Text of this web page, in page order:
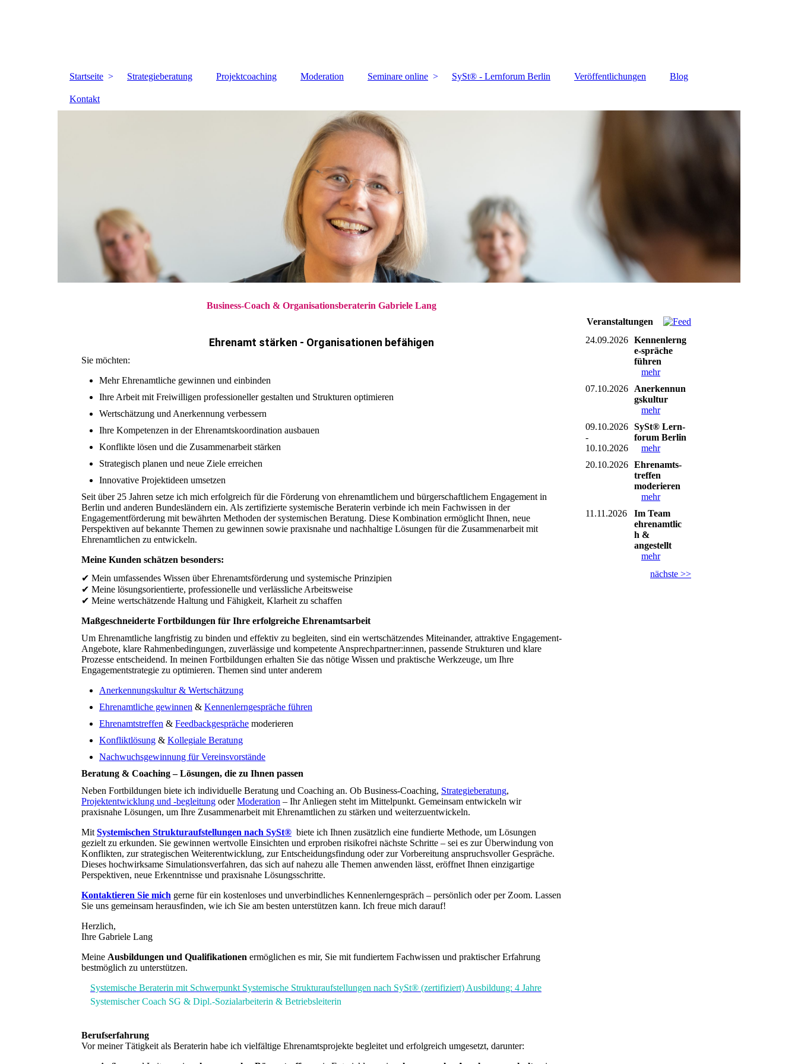
Startseite Strategieberatung Projektcoaching Moderation Seminare online SySt® - Lernforum Berlin Veröffentlichungen Blog
Kontakt
Business-Coach & Organisationsberaterin Gabriele Lang
Ehrenamt stärken - Organisationen befähigen
Sie möchten:
Mehr Ehrenamtliche gewinnen und einbinden
Ihre Arbeit mit Freiwilligen professioneller gestalten und Strukturen optimieren
Wertschätzung und Anerkennung verbessern
Ihre Kompetenzen in der Ehrenamtskoordination ausbauen
Konflikte lösen und die Zusammenarbeit stärken
Strategisch planen und neue Ziele erreichen
Innovative Projektideen umsetzen
Seit über 25 Jahren setze ich mich erfolgreich für die Förderung von ehrenamtlichem und bürgerschaftlichem Engagement in
Berlin und anderen Bundesländern ein. Als zertifizierte systemische Beraterin verbinde ich mein Fachwissen in der
Engagementförderung mit bewährten Methoden der systemischen Beratung. Diese Kombination ermöglicht Ihnen, neue
Perspektiven auf bekannte Themen zu gewinnen sowie praxisnahe und nachhaltige Lösungen für die Zusammenarbeit mit
Ehrenamtlichen zu entwickeln.
Meine Kunden schätzen besonders:
✔ Mein umfassendes Wissen über Ehrenamtsförderung und systemische Prinzipien
✔ Meine lösungsorientierte, professionelle und verlässliche Arbeitsweise
✔ Meine wertschätzende Haltung und Fähigkeit, Klarheit zu schaffen
Maßgeschneiderte Fortbildungen für Ihre erfolgreiche Ehrenamtsarbeit
Um Ehrenamtliche langfristig zu binden und effektiv zu begleiten, sind ein wertschätzendes Miteinander, attraktive Engagement-
Angebote, klare Rahmenbedingungen, zuverlässige und kompetente Ansprechpartner:innen, passende Strukturen und klare
Prozesse entscheidend. In meinen Fortbildungen erhalten Sie das nötige Wissen und praktische Werkzeuge, um Ihre
Engagementstrategie zu optimieren. Themen sind unter anderem
Anerkennungskultur & Wertschätzung
Ehrenamtliche gewinnen & Kennenlerngespräche führen
Ehrenamtstreffen & Feedbackgespräche moderieren
Konfliktlösung & Kollegiale Beratung
Nachwuchsgewinnung für Vereinsvorstände
Beratung & Coaching – Lösungen, die zu Ihnen passen
Neben Fortbildungen biete ich individuelle Beratung und Coaching an. Ob Business-Coaching, Strategieberatung,
Projektentwicklung und -begleitung oderModeration – Ihr Anliegen steht im Mittelpunkt. Gemeinsam entwickeln wir
praxisnahe Lösungen, um Ihre Zusammenarbeit mit Ehrenamtlichen zu stärken und weiterzuentwickeln.
Mit Systemischen Strukturaufstellungen nach SySt® biete ich Ihnen zusätzlich eine fundierte Methode, um Lösungen
gezielt zu erkunden. Sie gewinnen wertvolle Einsichten und erproben risikofrei nächste Schritte – sei es zur Überwindung von
Konflikten, zur strategischen Weiterentwicklung, zur Entscheidungsfindung oder zur Vorbereitung anspruchsvoller Gespräche.
Dieses hochwirksame Simulationsverfahren, das sich auf nahezu alle Themen anwenden lässt, eröffnet Ihnen einzigartige
Perspektiven, neue Erkenntnisse und praxisnahe Lösungsschritte.
Kontaktieren Sie mich gerne für ein kostenloses und unverbindliches Kennenlerngespräch – persönlich oder per Zoom. Lassen
Sie uns gemeinsam herausfinden, wie ich Sie am besten unterstützen kann. Ich freue mich darauf!
Herzlich,
Ihre Gabriele Lang
Meine Ausbildungen und Qualifikationen ermöglichen es mir, Sie mit fundiertem Fachwissen und praktischer Erfahrung
bestmöglich zu unterstützen.
Systemische Beraterin mit Schwerpunkt Systemische Strukturaufstellungen nach SySt® (zertifiziert) Ausbildung: 4 Jahre
Systemischer Coach SG & Dipl.-Sozialarbeiterin & Betriebsleiterin
Berufserfahrung
Vor meiner Tätigkeit als Beraterin habe ich vielfältige Ehrenamtsprojekte begleitet und erfolgreich umgesetzt, darunter:
Veranstaltungen
24.09.2026 Kennenlerng
e-spräche
führen
mehr
07.10.2026
Anerkennun
gskultur
mehr
09.10.2026
-
10.10.2026
SySt® Lern-
forum Berlin
mehr
20.10.2026 Ehrenamts-
treffen
moderieren
mehr
11.11.2026
Im Team
ehrenamtlic
h &
angestellt
mehr
nächste >>